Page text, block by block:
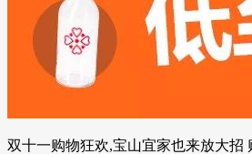
双十一购物狂欢,宝山宜家也来放大招